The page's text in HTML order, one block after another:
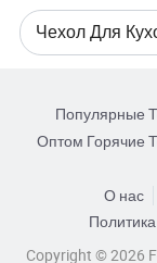
нашими
группы будут в
поддержания
Технология
Все продукты
безопасности,
Чехол Для
Ручка
Ежедневное
Поиск по
Популярные
Оптом Горячие
О нас
Copyright © 2026